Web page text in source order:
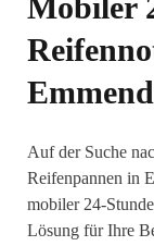
Auf der Suche
Reifenpannen in
mobiler 24-
Lösung für Ihre